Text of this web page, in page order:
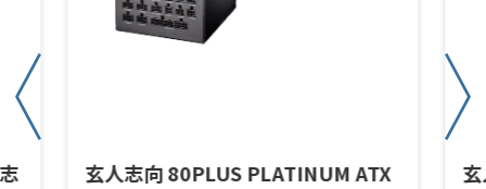
玄人志向 80PLUS PLATINUM ATX